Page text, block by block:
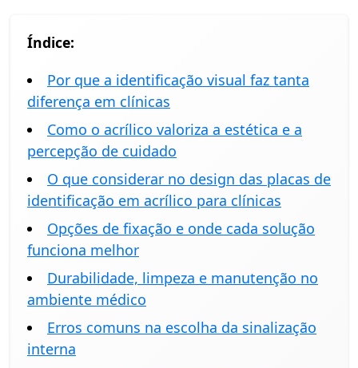
Índice:
Por que a identificação visual faz tanta
diferença em clínicas
Como o acrílico valoriza a estética e a
percepção de cuidado
O que considerar no design das placas de
identificação em acrílico para clínicas
Opções de fixação e onde cada solução
funciona melhor
Durabilidade, limpeza e manutenção no
ambiente médico
Erros comuns na escolha da sinalização
interna